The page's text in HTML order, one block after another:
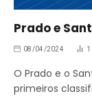
Prado e
08/04/2024
O Prado e o
primeiros